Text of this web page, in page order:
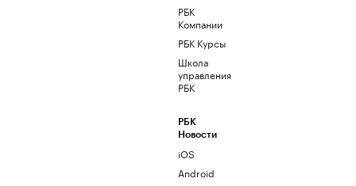
РБК
Компании
РБК Курсы
Школа
управления
РБК
РБК
Новости
iOS
Android